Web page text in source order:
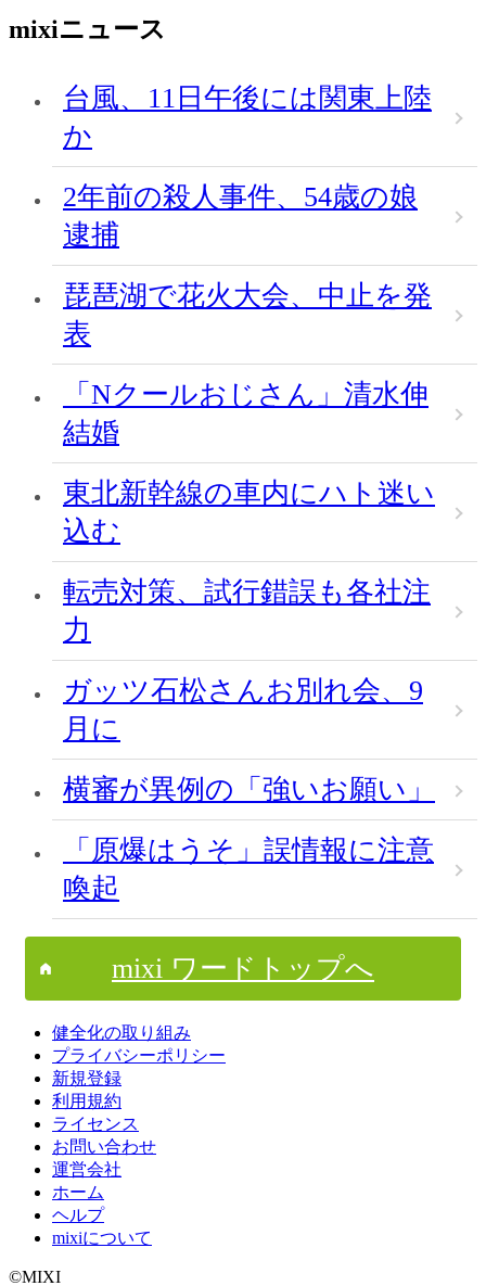
mixiニュース
台風、11日午後には関東上陸
か
2年前の殺人事件、54歳の娘
逮捕
琵琶湖で花火大会、中止を発
表
「Nクールおじさん」清水伸
結婚
東北新幹線の車内にハト迷い
込む
転売対策、試行錯誤も各社注
力
ガッツ石松さんお別れ会、9
月に
横審が異例の「強いお願い」
「原爆はうそ」誤情報に注意
喚起
mixi ワードトップへ
健全化の取り組み
プライバシーポリシー
新規登録
利用規約
ライセンス
お問い合わせ
運営会社
ホーム
ヘルプ
mixiについて
©MIXI